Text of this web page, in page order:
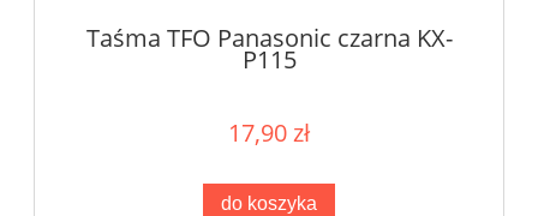
Taśma TFO Panasonic czarna KX-
P115
17,90 zł
do koszyka